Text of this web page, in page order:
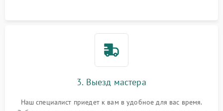
3. Выезд мастера
Наш специалист приедет к вам в удобное для вас время.